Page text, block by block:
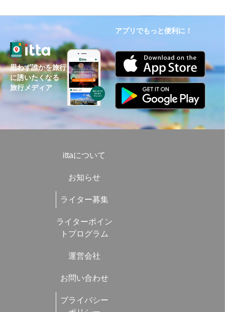
思わず誰かを旅行
に誘いたくなる
旅行メディア
アプリでもっと便利に！
ittaについて
お知らせ
ライター募集
ライターポイン
トプログラム
運営会社
お問い合わせ
プライバシー